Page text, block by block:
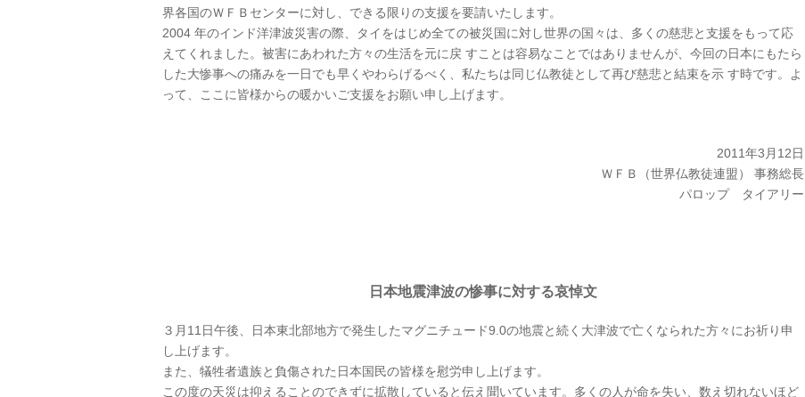
界各国のＷＦＢセンターに対し、できる限りの支援を要請いたします。
2004 年のインド洋津波災害の際、タイをはじめ全ての被災国に対し世界の国々は、多くの慈悲と支援をもって応
えてくれました。被害にあわれた方々の生活を元に戻 すことは容易なことではありませんが、今回の日本にもたら
した大惨事への痛みを一日でも早くやわらげるべく、私たちは同じ仏教徒として再び慈悲と結束を示 す時です。よ
って、ここに皆様からの暖かいご支援をお願い申し上げます。
2011年3月12日
ＷＦＢ（世界仏教徒連盟） 事務総長
パロップ タイアリー
日本地震津波の惨事に対する哀悼文
３月11日午後、日本東北部地方で発生したマグニチュード9.0の地震と続く大津波で亡くなられた方々にお祈り申
し上げます。
また、犠牲者遺族と負傷された日本国民の皆様を慰労申し上げます。
この度の天災は抑えることのできずに拡散していると伝え聞いています。多くの人が命を失い、数え切れないほど